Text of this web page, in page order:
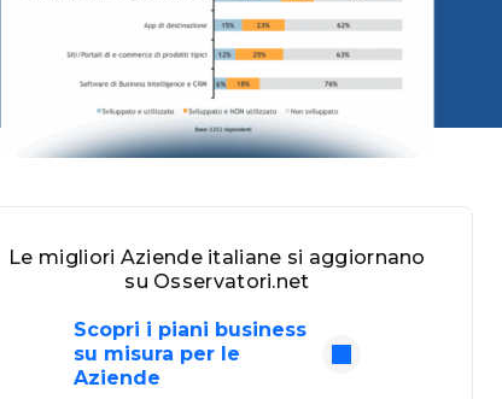
Le migliori Aziende italiane si aggiornano
su Osservatori.net
Scopri i piani business
su misura per le
Aziende